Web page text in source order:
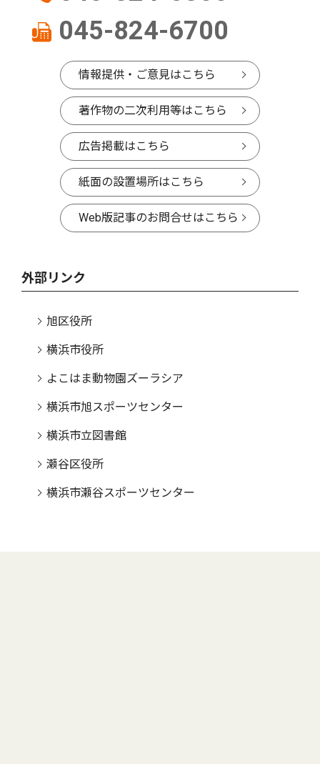
045-824-6700
情報提供・ご意見はこちら
著作物の二次利用等はこちら
広告掲載はこちら
紙面の設置場所はこちら
Web版記事のお問合せはこちら
外部リンク
旭区役所
横浜市役所
よこはま動物園ズーラシア
横浜市旭スポーツセンター
横浜市立図書館
瀬谷区役所
横浜市瀬谷スポーツセンター